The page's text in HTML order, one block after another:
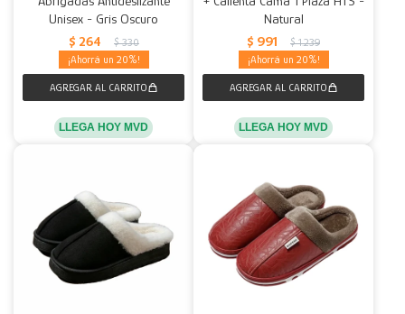
Unisex - Gris Oscuro
$ 264 $ 330
20
LLEGA HOY MVD
Natural
$ 991 $ 1.239
20
LLEGA HOY MVD
Mesas
Calefactores
Acolchados y Frazadas
Fundas
Decoración
Accesorios para el hogar
Herramientas
Accesorios
Muebles Infantiles